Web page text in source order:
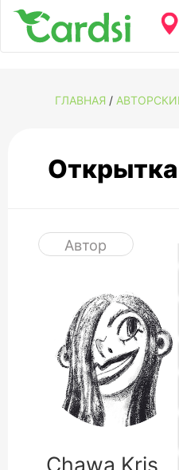
ГЛАВНАЯ /
Автор
Chawa Kris